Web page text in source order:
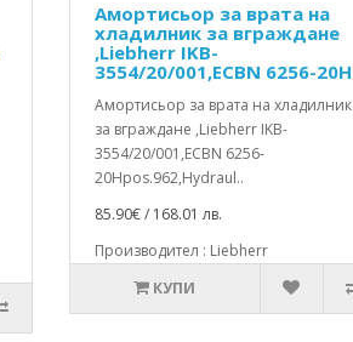
Амортисьор за врата на
хладилник за вграждане
,Liebherr IKB-
3554/20/001,ECBN 6256-20H
Амортисьор за врата на хладилник
за вграждане ,Liebherr IKB-
3554/20/001,ECBN 6256-
20Hpos.962,Hydraul..
85.90€ / 168.01 лв.
Производител : Liebherr
КУПИ